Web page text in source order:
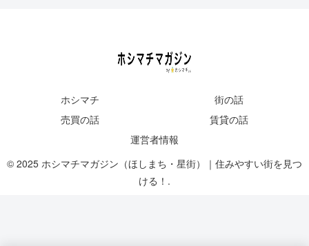
ホシマチ
街の話
売買の話
賃貸の話
運営者情報
© 2025 ホシマチマガジン（ほしまち・星街）｜住みやすい街を見つ
ける！.